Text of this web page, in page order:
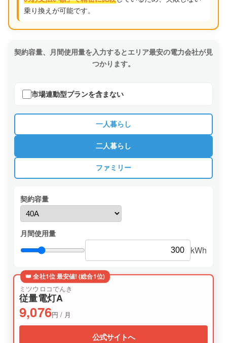
乗り換えが可能です。
契約容量、月間使用量を入力するとエリア最安の電力会社が見
つかります。
市場連動型プランを含まない
一人暮らし
二人暮らし
ファミリー
契約容量
月間使用量
kWh
👑 全社1位 最安値! (総合1位)
ミツウロコでんき
従量電灯A
9,076円 / 月
公式サイトへ